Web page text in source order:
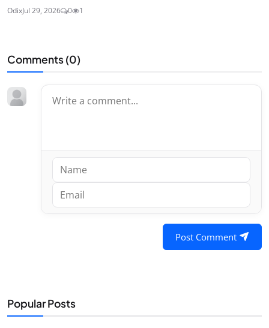
OdixJul 29, 2026 0 1
Comments (0)
Post Comment
Popular Posts